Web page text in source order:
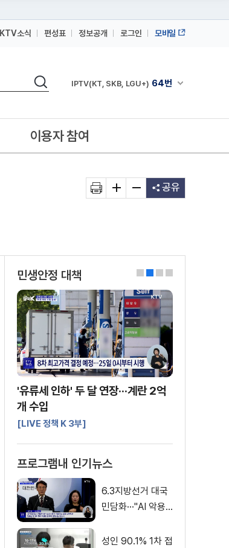
KTV소식 편성표 정보공개 로그인 모바일
검색 채널안내 펼쳐
IPTV(KT, SKB, LGU+) 64번
IPTV(KT, SKB, LGU+)
이용자 참여
공유
민생안정 대책 0
1
2
3
'유류세 인하' 두 달 연장···계란 2억
개 수입
[LIVE 정책 K 3부]
프로그램내 인기뉴스
6.3지방선거 대국
민담화···"AI 악용
성인 90.1% 1차 접